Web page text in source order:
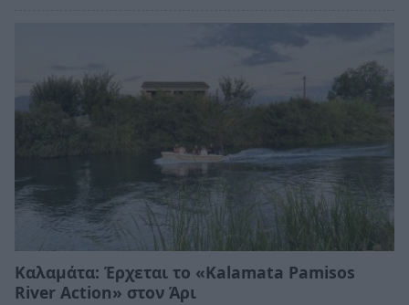
Καλαμάτα: Έρχεται το «Kalamata Pamisos
River Action» στον Άρι